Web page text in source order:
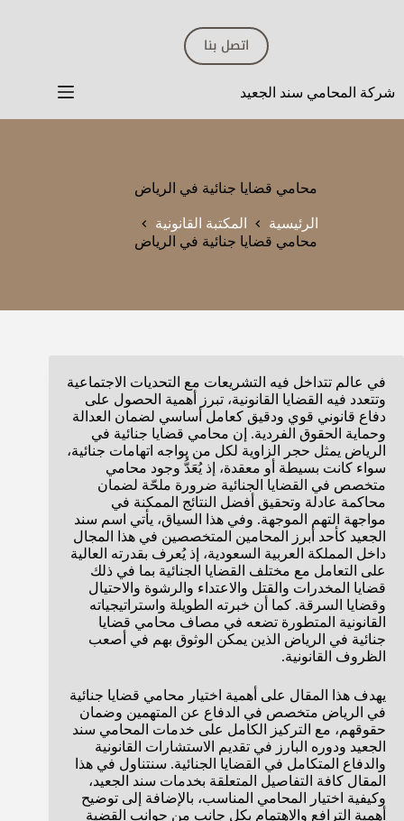
اتصل بنا
شركة المحامي سند الجعيد
محامي قضايا جنائية في الرياض
الرئيسية
المكتبة القانونية
محامي قضايا جنائية في الرياض
في عالم تتداخل فيه التشريعات مع التحديات الاجتماعية
وتتعدد فيه القضايا القانونية، تبرز أهمية الحصول على
دفاع قانوني قوي ودقيق كعامل أساسي لضمان العدالة
وحماية الحقوق الفردية. إن محامي قضايا جنائية في
الرياض يمثل حجر الزاوية لكل من يواجه اتهامات جنائية،
سواء كانت بسيطة أو معقدة، إذ يُعَدُّ وجود محامي
متخصص في القضايا الجنائية ضرورة ملحّة لضمان
محاكمة عادلة وتحقيق أفضل النتائج الممكنة في
مواجهة التهم الموجهة. وفي هذا السياق، يأتي اسم سند
الجعيد كأحد أبرز المحامين المتخصصين في هذا المجال
داخل المملكة العربية السعودية، إذ يُعرف بقدرته العالية
على التعامل مع مختلف القضايا الجنائية بما في ذلك
قضايا المخدرات والقتل والاعتداء والرشوة والاحتيال
وقضايا السرقة. كما أن خبرته الطويلة واستراتيجياته
القانونية المتطورة تضعه في مصاف محامي قضايا
جنائية في الرياض الذين يمكن الوثوق بهم في أصعب
الظروف القانونية.
يهدف هذا المقال على أهمية اختيار محامي قضايا جنائية
في الرياض متخصص في الدفاع عن المتهمين وضمان
حقوقهم، مع التركيز الكامل على خدمات المحامي سند
الجعيد ودوره البارز في تقديم الاستشارات القانونية
والدفاع المتكامل في القضايا الجنائية. سنتناول في هذا
المقال كافة التفاصيل المتعلقة بخدمات سند الجعيد،
وكيفية اختيار المحامي المناسب، بالإضافة إلى توضيح
أهمية الترافع والاهتمام بكل جانب من جوانب القضية